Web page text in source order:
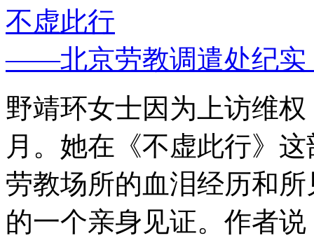
不虚此行
——北京劳教调遣处纪实
野靖环女士因为上访维
月。她在《不虚此行》
劳教场所的血泪经历和
的一个亲身见证。作者